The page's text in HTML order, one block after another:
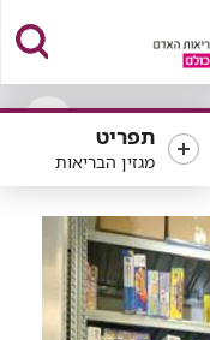
תפריט
מגזין הבריאות
של